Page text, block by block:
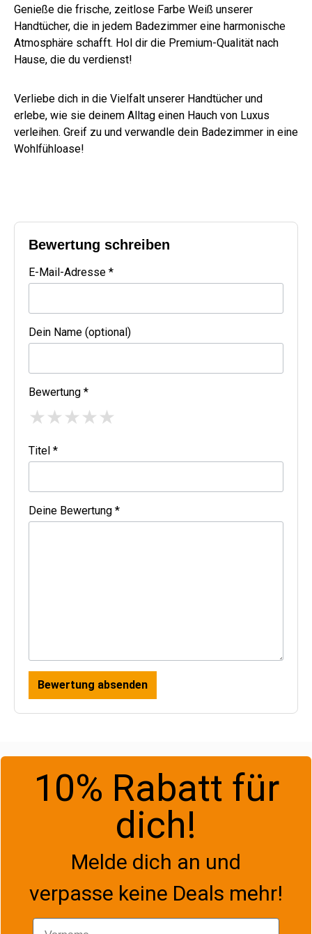
Genieße die frische, zeitlose Farbe Weiß unserer
Handtücher, die in jedem Badezimmer eine harmonische
Atmosphäre schafft. Hol dir die Premium-Qualität nach
Hause, die du verdienst!
Verliebe dich in die Vielfalt unserer Handtücher und
erlebe, wie sie deinem Alltag einen Hauch von Luxus
verleihen. Greif zu und verwandle dein Badezimmer in eine
Wohlfühloase!
Bewertung schreiben
E-Mail-Adresse *
Dein Name (optional)
Bewertung *
★★★★★
Titel *
Deine Bewertung *
Bewertung absenden
10% Rabatt für
dich!
Melde dich an und
verpasse keine Deals mehr!
Vorname